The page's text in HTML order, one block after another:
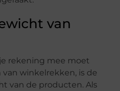
van
rekening mee moet
winkelrekken, is de
van de producten. Als